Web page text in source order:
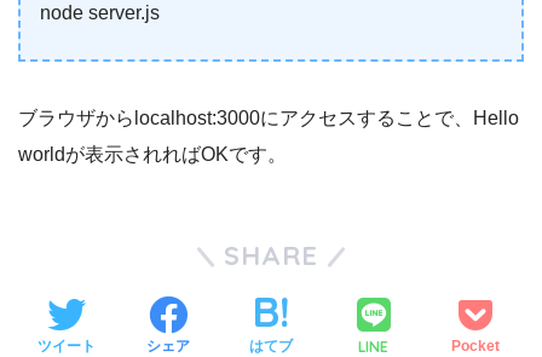
node server.js
ブラウザからlocalhost:3000にアクセスすることで、Hello
worldが表示されればOKです。
SHARE
ツイート シェア はてブ LINE Pocket